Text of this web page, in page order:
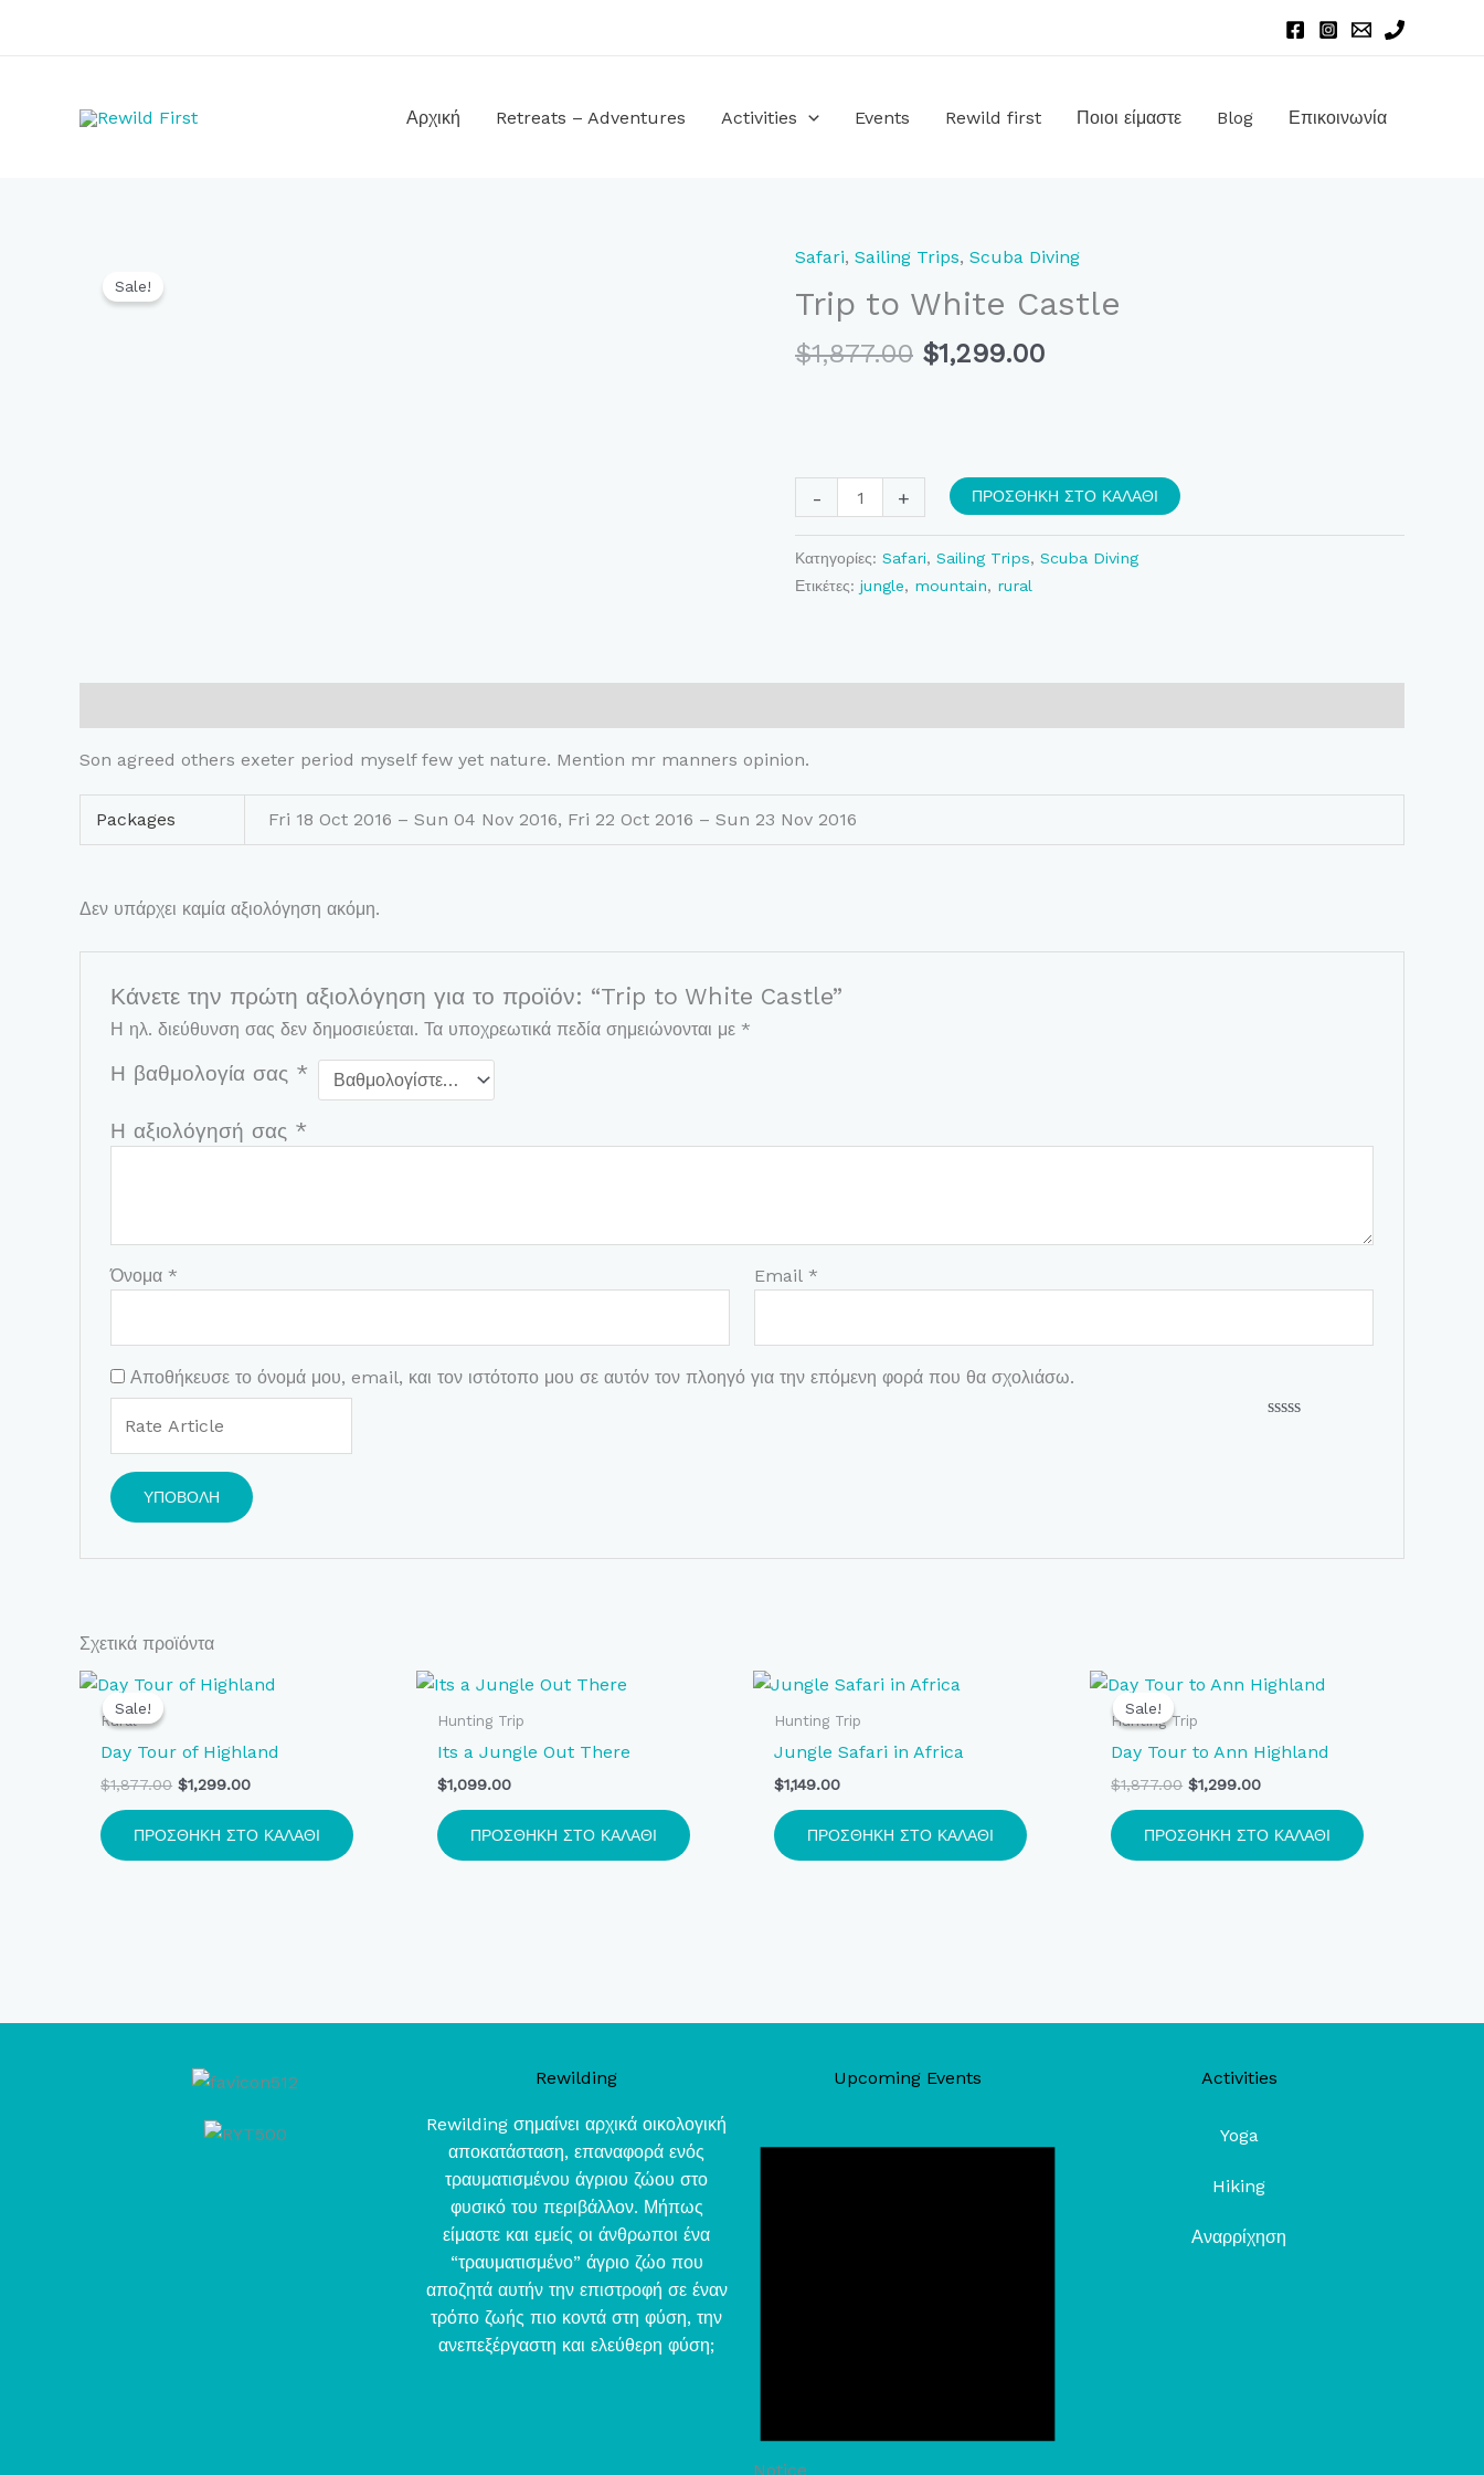
Αρχική Retreats – Adventures Activities Events Rewild first Ποιοι είμαστε Blog Επικοινωνία
Sale!
Safari, Sailing Trips, Scuba Diving
Trip to White Castle
$1,877.00
Original
price
was:
$1,877.00.
$1,299.00
Η
τρέχουσα
τιμή
είναι:
-
Trip
to
White
Castle
ποσότητα
+ ΠΡΟΣΘΉΚΗ ΣΤΟ ΚΑΛΆΘΙ
Κατηγορίες: Safari, Sailing Trips, Scuba Diving
Ετικέτες: jungle, mountain, rural
Son agreed others exeter period myself few yet nature. Mention mr manners opinion.
Packages Fri 18 Oct 2016 – Sun 04 Nov 2016, Fri 22 Oct 2016 – Sun 23 Nov 2016
Δεν υπάρχει καμία αξιολόγηση ακόμη.
Κάνετε την πρώτη αξιολόγηση για το προϊόν: “Trip to White Castle”
Η ηλ. διεύθυνση σας δεν δημοσιεύεται. Τα υποχρεωτικά πεδία σημειώνονται με *
Η βαθμολογία σας *
Η αξιολόγησή σας *
Όνομα * Email *
Αποθήκευσε το όνομά μου, email, και τον ιστότοπο μου σε αυτόν τον πλοηγό για την επόμενη φορά που θα σχολιάσω.
Σχετικά προϊόντα
Sale!
Sale!
Rural
Day Tour of Highland
$1,877.00
Original
$1,299.00
Η
$1,299.00.
ΠΡΟΣΘΉΚΗ ΣΤΟ ΚΑΛΆΘΙ
Hunting Trip
Its a Jungle Out There
$1,099.00
ΠΡΟΣΘΉΚΗ ΣΤΟ ΚΑΛΆΘΙ
Hunting Trip
Jungle Safari in Africa
$1,149.00
ΠΡΟΣΘΉΚΗ ΣΤΟ ΚΑΛΆΘΙ
Sale!
Sale!
Hunting Trip
Day Tour to Ann Highland
$1,877.00
Original
was:
$1,299.00
Η
τρέχουσα
$1,299.00.
ΠΡΟΣΘΉΚΗ ΣΤΟ ΚΑΛΆΘΙ
Rewilding
Rewilding σημαίνει αρχικά οικολογική
αποκατάσταση, επαναφορά ενός
τραυματισμένου άγριου ζώου στο
φυσικό του περιβάλλον. Μήπως
είμαστε και εμείς οι άνθρωποι ένα
“τραυματισμένο” άγριο ζώο που
αποζητά αυτήν την επιστροφή σε έναν
τρόπο ζωής πιο κοντά στη φύση, την
ανεπεξέργαστη και ελεύθερη φύση;
Upcoming Events
Notice
Activities
Yoga
Hiking
Αναρρίχηση